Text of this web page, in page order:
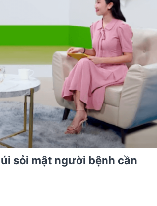
sỏi mật người bệnh cần